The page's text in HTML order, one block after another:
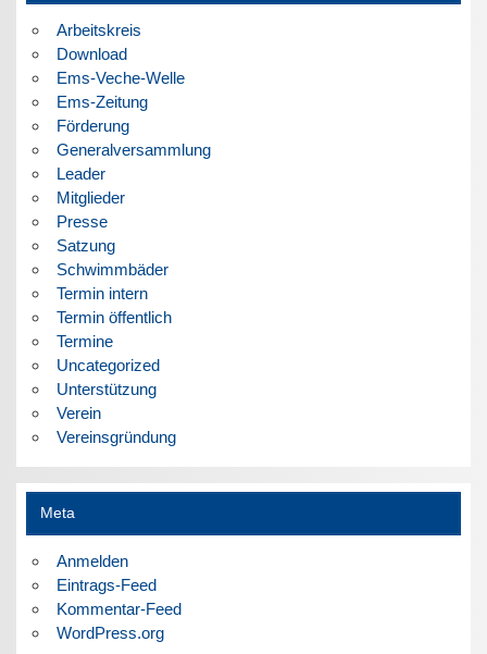
Arbeitskreis
Download
Ems-Veche-Welle
Ems-Zeitung
Förderung
Generalversammlung
Leader
Mitglieder
Presse
Satzung
Schwimmbäder
Termin intern
Termin öffentlich
Termine
Uncategorized
Unterstützung
Verein
Vereinsgründung
Meta
Anmelden
Eintrags-Feed
Kommentar-Feed
WordPress.org